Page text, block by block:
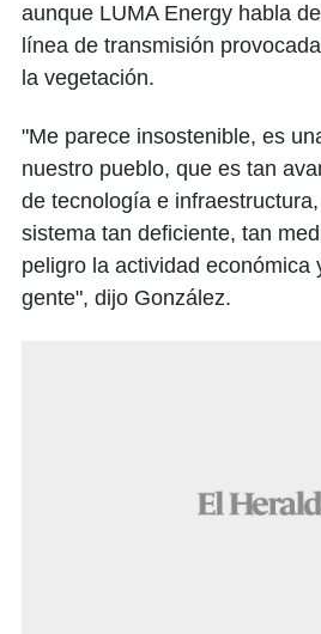
aunque LUMA Energy habla
línea de transmisión
la vegetación.
"Me parece insostenible, es
nuestro pueblo, que es tan
de tecnología e
sistema tan deficiente, tan
peligro la actividad económica
gente", dijo González.